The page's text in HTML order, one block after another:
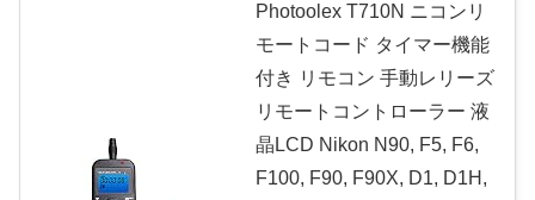
Photoolex T710N ニコンリ
モートコード タイマー機能
付き リモコン 手動レリーズ
リモートコントローラー 液
晶LCD Nikon N90, F5, F6,
F100, F90, F90X, D1, D1H,